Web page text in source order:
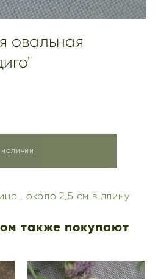
овальная
наличии
, около 2,5 см в длину
также покупают